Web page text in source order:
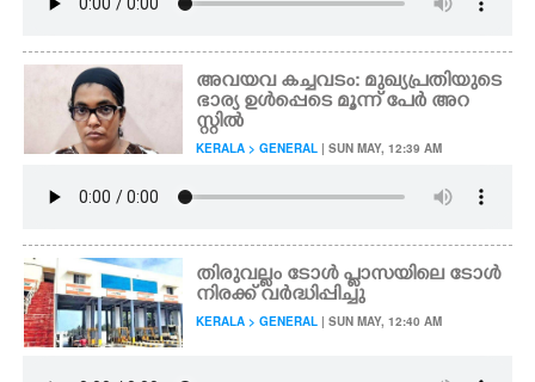
അവയവ കച്ചവടം: മുഖ്യപ്രതിയുടെ
ഭാര്യ ഉൾപ്പെടെ മൂന്ന് പേർ അറ
സ്റ്റിൽ
KERALA > GENERAL | SUN MAY, 12:39 AM
തിരുവല്ലം ടോൾ പ്ലാസയിലെ ടോൾ
നിരക്ക് വർദ്ധിപ്പിച്ചു
KERALA > GENERAL | SUN MAY, 12:40 AM